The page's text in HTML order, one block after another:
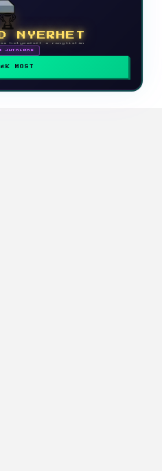
🏆
NYERHET
helyezését a ranglistán
JUTALMAK
MOST